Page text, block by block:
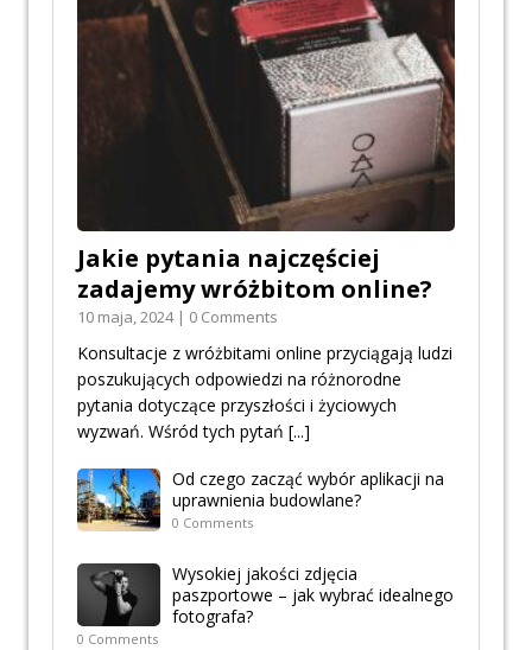
Jakie pytania najczęściej
zadajemy wróżbitom online?
10 maja, 2024 | 0 Comments
Konsultacje z wróżbitami online przyciągają ludzi
poszukujących odpowiedzi na różnorodne
pytania dotyczące przyszłości i życiowych
wyzwań. Wśród tych pytań [...]
Od czego zacząć wybór aplikacji na
uprawnienia budowlane?
0 Comments
Wysokiej jakości zdjęcia
paszportowe – jak wybrać idealnego
fotografa?
0 Comments